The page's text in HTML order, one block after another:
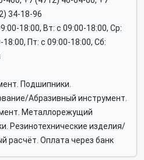
34-18-96
18:00, Вт: c 09:00-18:00, Ср:
Пт: c 09:00-18:00, Сб:
Подшипники.
Абразивный инструмент.
Металлорежущий
Резинотехнические изделия/
расчёт. Оплата через банк